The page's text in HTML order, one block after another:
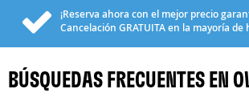
¡Reserva ahora con el mejor precio
Cancelación GRATUITAen la mayoría de
BÚSQUEDAS FRECUENTES EN